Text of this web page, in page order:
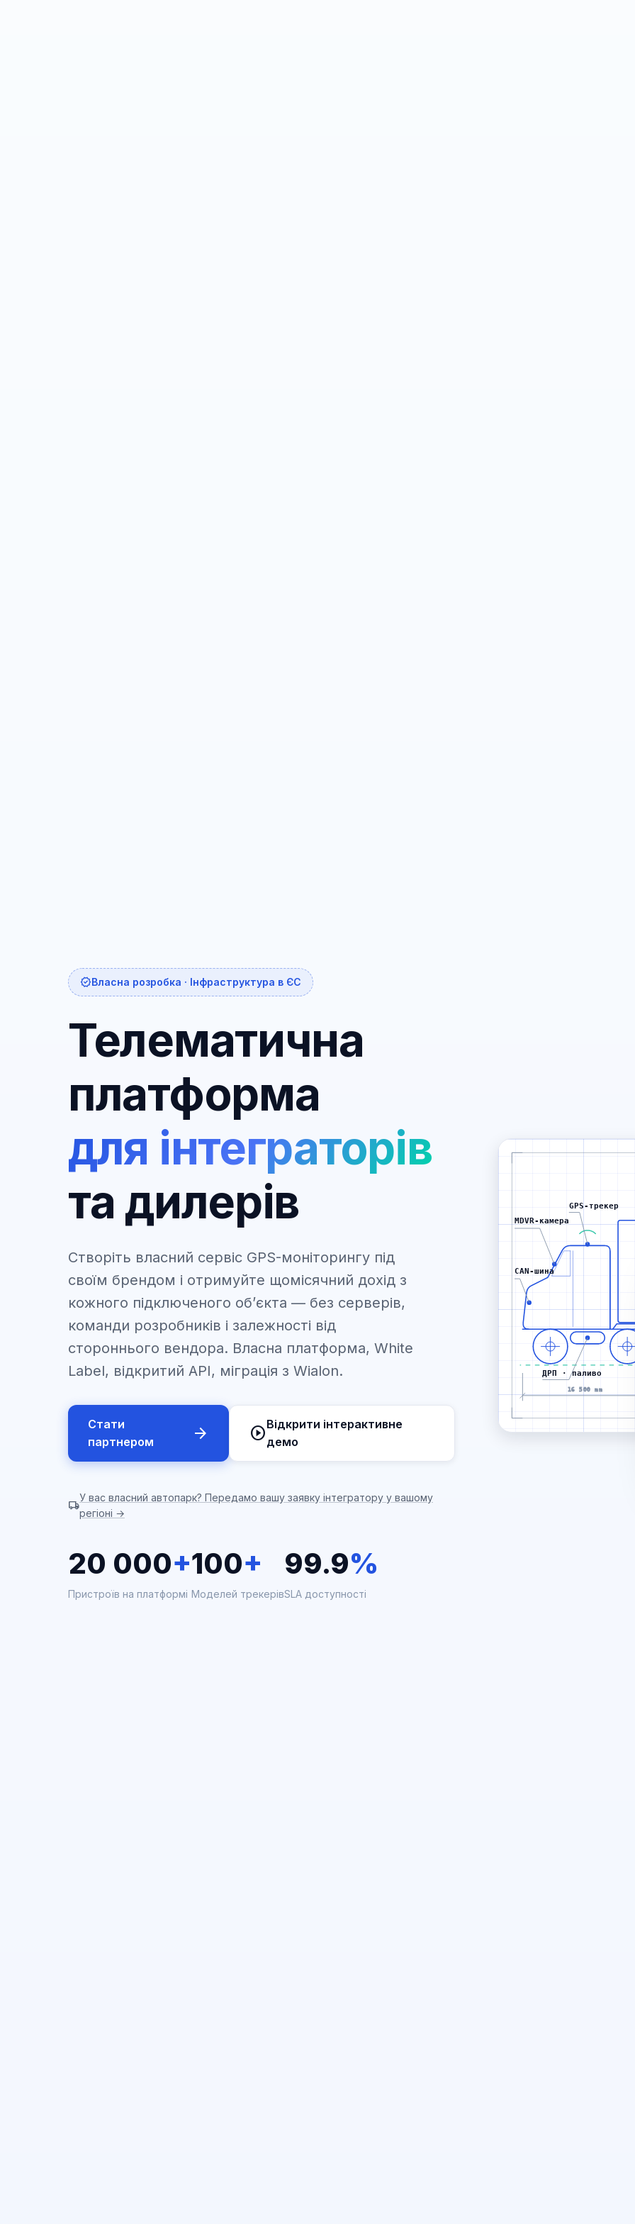
verifiedВласна розробка · Інфраструктура в ЄС
Телематична
платформа
для інтеграторів
та дилерів
Створіть власний сервіс GPS-моніторингу під
своїм брендом і отримуйте щомісячний дохід з
кожного підключеного об’єкта — без серверів,
команди розробників і залежності від
стороннього вендора. Власна платформа, White
Label, відкритий API, міграція з Wialon.
Стати
партнером
arrow_forward play_circleВідкрити інтерактивне
демо
local_shipping
У вас власний автопарк? Передамо вашу заявку інтегратору у вашому
регіоні →
20 000+
Пристроїв на платформі
100+
Моделей трекерів
99.9%
SLA доступності
GPS-трекер
MDVR-камера
CAN-шина
ДРП · паливо
16 500 mm